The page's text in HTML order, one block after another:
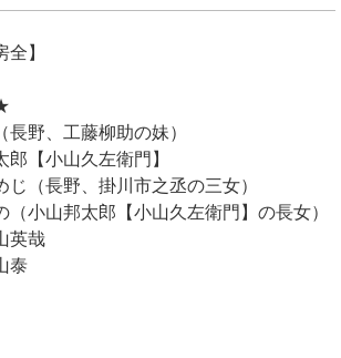
】
野、工藤柳助の妹）
【小山久左衛門】
（長野、掛川市之丞の三女）
小山邦太郎【小山久左衛門】の長女）
哉